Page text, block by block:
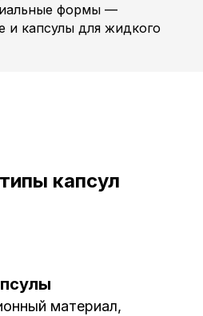
формы —
и капсулы для жидкого
капсул
материал,